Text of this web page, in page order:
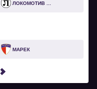
ЛОКОМОТИВ ПЛОВДИВ
МАРЕК